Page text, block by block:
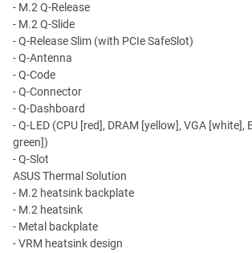
- M.2 Q-Release
- M.2 Q-Slide
- Q-Release Slim (with PCIe SafeSlot)
- Q-Antenna
- Q-Code
- Q-Connector
- Q-Dashboard
- Q-LED (CPU [red], DRAM [yellow], VGA [white],
green])
- Q-Slot
ASUS Thermal Solution
- M.2 heatsink backplate
- M.2 heatsink
- Metal backplate
- VRM heatsink design